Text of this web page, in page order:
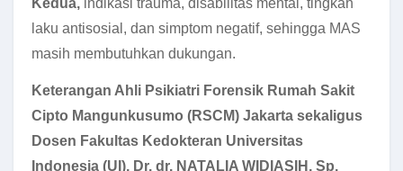
laku antisosial, dan simptom negatif, sehingga MAS
masih membutuhkan dukungan.
Keterangan Ahli Psikiatri Forensik Rumah Sakit
Cipto Mangunkusumo (RSCM) Jakarta sekaligus
Dosen Fakultas Kedokteran Universitas
Indonesia (UI), Dr. dr. NATALIA WIDIASIH, Sp.